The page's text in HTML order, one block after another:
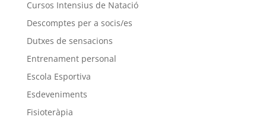
Cursos Intensius de Natació
Descomptes per a socis/es
Dutxes de sensacions
Entrenament personal
Escola Esportiva
Esdeveniments
Fisioteràpia